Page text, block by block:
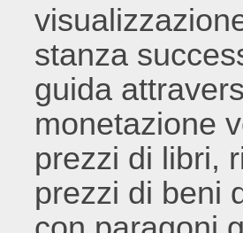
stanza
guida
monetazione
prezzi di libri,
prezzi di beni